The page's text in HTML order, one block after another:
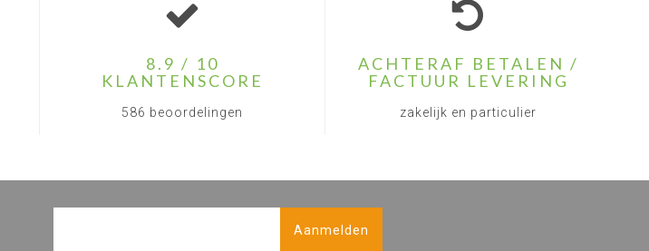
8.9 / 10
KLANTENSCORE
586 beoordelingen
ACHTERAF BETALEN /
FACTUUR LEVERING
zakelijk en particulier
Aanmelden